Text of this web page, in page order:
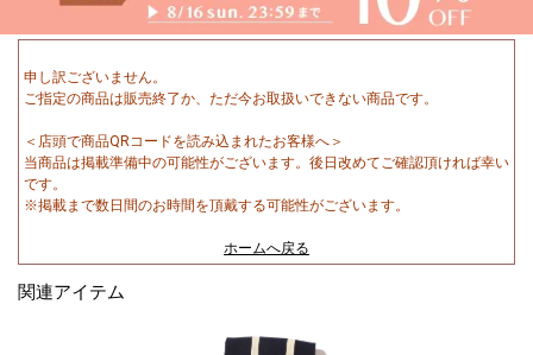
申し訳ございません。
ご指定の商品は販売終了か、ただ今お取扱いできない商品です。
＜店頭で商品QRコードを読み込まれたお客様へ＞
当商品は掲載準備中の可能性がございます。後日改めてご確認頂ければ幸い
です。
※掲載まで数日間のお時間を頂戴する可能性がございます。
ホームへ戻る
関連アイテム